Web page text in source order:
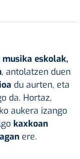
eskolak,
, antolatzen duen
du aurten, eta
da. Hortaz,
aukera izango
kaxkoan
ere.